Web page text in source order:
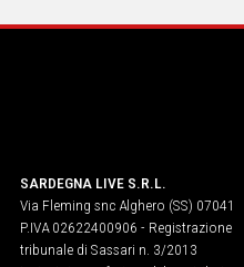
SARDEGNA LIVE S.R.L.
Via Fleming snc Alghero (SS) 07041
P.IVA 02622400906 - Registrazione
tribunale di Sassari n. 3/2013